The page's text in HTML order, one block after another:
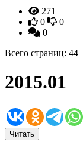
271
0
0
0
Всего страниц: 44
2015.01
Читать